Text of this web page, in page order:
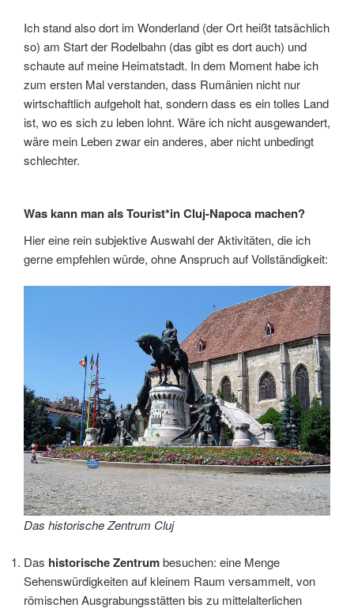
Ich stand also dort im Wonderland (der Ort heißt tatsächlich
so) am Start der Rodelbahn (das gibt es dort auch) und
schaute auf meine Heimatstadt. In dem Moment habe ich
zum ersten Mal verstanden, dass Rumänien nicht nur
wirtschaftlich aufgeholt hat, sondern dass es ein tolles Land
ist, wo es sich zu leben lohnt. Wäre ich nicht ausgewandert,
wäre mein Leben zwar ein anderes, aber nicht unbedingt
schlechter.
Was kann man als Tourist*in Cluj-Napoca machen?
Hier eine rein subjektive Auswahl der Aktivitäten, die ich
gerne empfehlen würde, ohne Anspruch auf Vollständigkeit:
Das historische Zentrum Cluj
Das historische Zentrumbesuchen: eine Menge
Sehenswürdigkeiten auf kleinem Raum versammelt, von
römischen Ausgrabungsstätten bis zu mittelalterlichen